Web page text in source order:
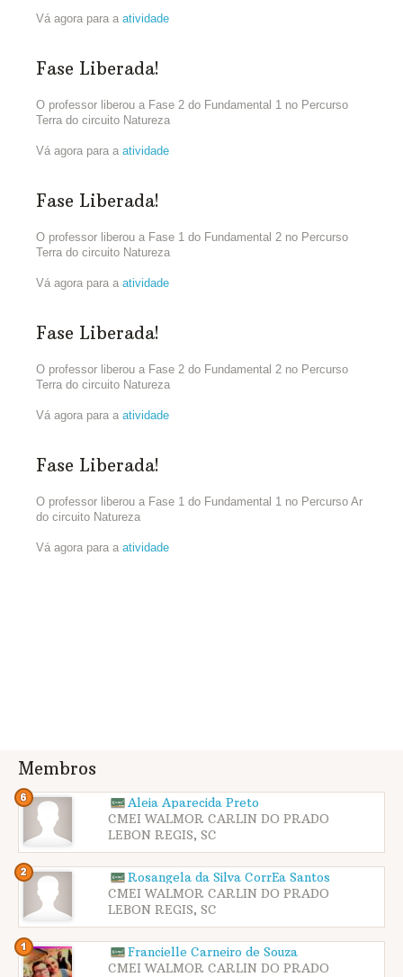
Vá agora para a atividade
Fase Liberada!
O professor liberou a Fase 2 do Fundamental 1 no Percurso
Terra do circuito Natureza
Vá agora para a atividade
Fase Liberada!
O professor liberou a Fase 1 do Fundamental 2 no Percurso
Terra do circuito Natureza
Vá agora para a atividade
Fase Liberada!
O professor liberou a Fase 2 do Fundamental 2 no Percurso
Terra do circuito Natureza
Vá agora para a atividade
Fase Liberada!
O professor liberou a Fase 1 do Fundamental 1 no Percurso Ar
do circuito Natureza
Vá agora para a atividade
Membros
Aleia Aparecida Preto
CMEI WALMOR CARLIN DO PRADO
LEBON REGIS, SC
Rosangela da Silva CorrÊa Santos
CMEI WALMOR CARLIN DO PRADO
LEBON REGIS, SC
Francielle Carneiro de Souza
CMEI WALMOR CARLIN DO PRADO